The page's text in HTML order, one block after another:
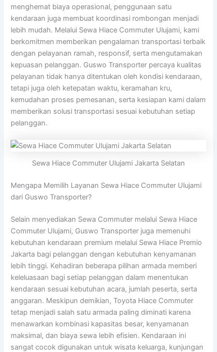
menghemat biaya operasional, penggunaan satu
kendaraan juga membuat koordinasi rombongan menjadi
lebih mudah. Melalui Sewa Hiace Commuter Ulujami, kami
berkomitmen memberikan pengalaman transportasi terbaik
dengan pelayanan ramah, responsif, serta mengutamakan
kepuasan pelanggan. Guswo Transporter percaya kualitas
pelayanan tidak hanya ditentukan oleh kondisi kendaraan,
tetapi juga oleh ketepatan waktu, keramahan kru,
kemudahan proses pemesanan, serta kesiapan kami dalam
memberikan solusi transportasi sesuai kebutuhan setiap
pelanggan.
Sewa Hiace Commuter Ulujami Jakarta Selatan
Mengapa Memilih Layanan Sewa Hiace Commuter Ulujami
dari Guswo Transporter?
Selain menyediakan Sewa Commuter melalui Sewa Hiace
Commuter Ulujami, Guswo Transporter juga memenuhi
kebutuhan kendaraan premium melalui Sewa Hiace Premio
Jakarta bagi pelanggan dengan kebutuhan kenyamanan
lebih tinggi. Kehadiran beberapa pilihan armada memberi
keleluasaan bagi setiap pelanggan dalam menentukan
kendaraan sesuai kebutuhan acara, jumlah peserta, serta
anggaran. Meskipun demikian, Toyota Hiace Commuter
tetap menjadi salah satu armada paling diminati karena
menawarkan kombinasi kapasitas besar, kenyamanan
maksimal, dan biaya sewa lebih efisien. Kendaraan ini
sangat cocok digunakan untuk wisata keluarga, kunjungan